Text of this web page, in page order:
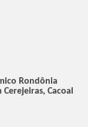
Rondônia
Cacoal